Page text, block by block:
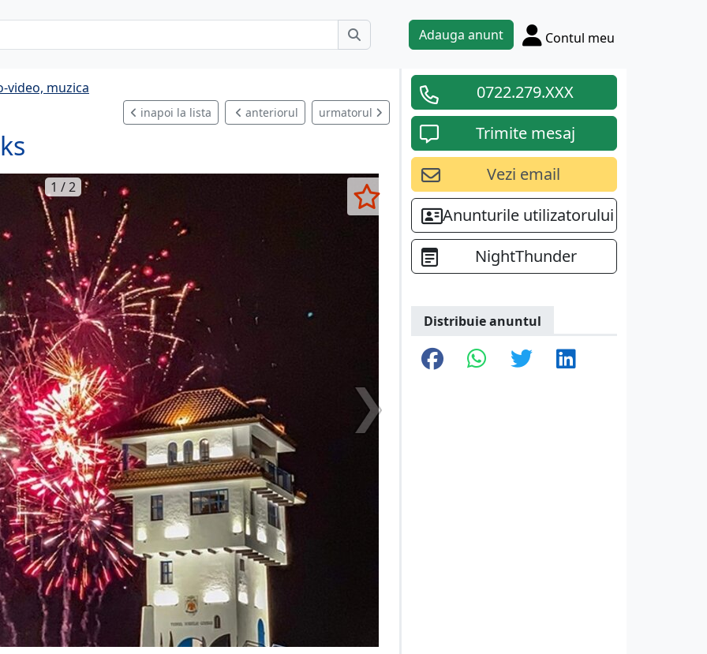
Adauga anunt Contul meu
video, muzica
inapoi la lista anteriorul urmatorul
1 / 2
0722.279.XXX
Trimite mesaj
Vezi email
Anunturile utilizatorului
NightThunder
Distribuie anuntul